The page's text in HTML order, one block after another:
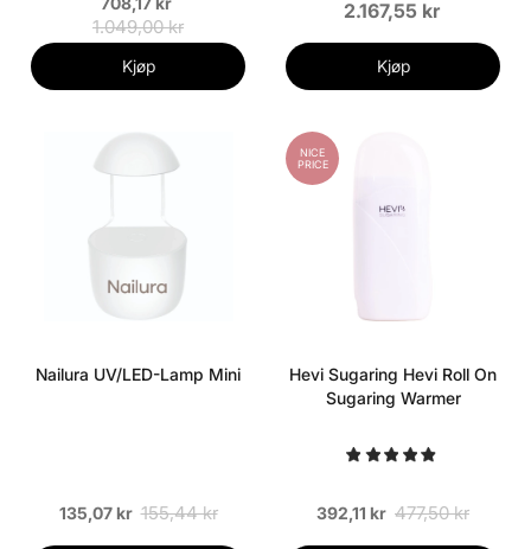
1.049,00 kr
Kjøp
2.167,55 kr
Kjøp
Nailura UV/LED-Lamp Mini
135,07 kr 155,44 kr
NICE
PRICE
Hevi Sugaring Hevi Roll On
Sugaring Warmer
392,11 kr 477,50 kr